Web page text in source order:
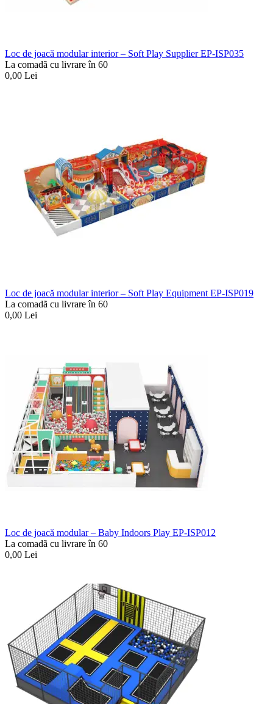
Loc de joacă modular interior – Soft Play Supplier EP-ISP035
La comadã cu livrare în 60
0,00 Lei
Loc de joacă modular interior – Soft Play Equipment EP-ISP019
La comadã cu livrare în 60
0,00 Lei
Loc de joacă modular – Baby Indoors Play EP-ISP012
La comadã cu livrare în 60
0,00 Lei